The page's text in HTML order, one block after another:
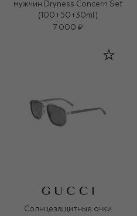
мужчин Dryness Concern Set
(100+50+30ml)
7 000 ₽
Солнцезащитные очки